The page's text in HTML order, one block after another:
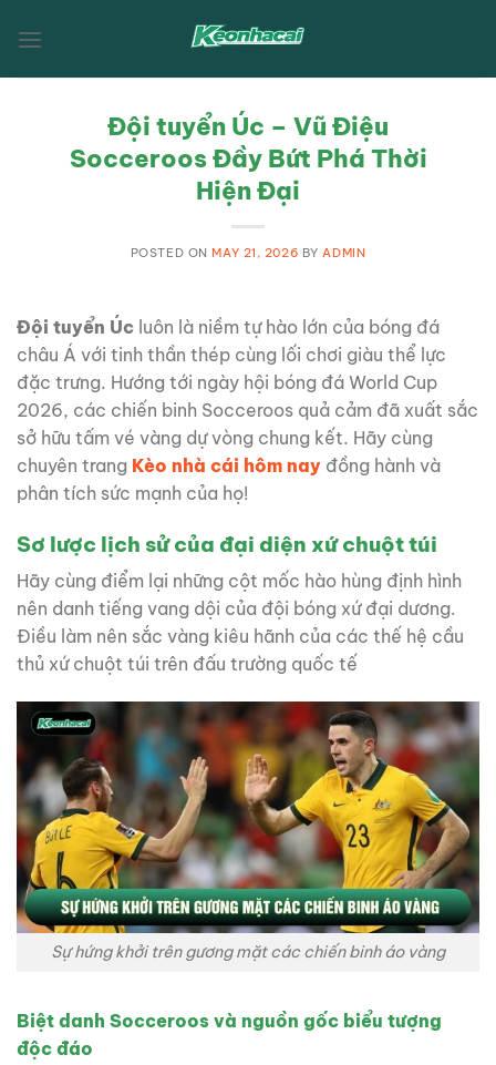
Đội tuyển Úc – Vũ Điệu
Socceroos Đầy Bứt Phá Thời
Hiện Đại
POSTED ONMAY 21, 2026 BYADMIN
Đội tuyển Úc luôn là niềm tự hào lớn của bóng đá
châu Á với tinh thần thép cùng lối chơi giàu thể lực
đặc trưng. Hướng tới ngày hội bóng đá World Cup
2026, các chiến binh Socceroos quả cảm đã xuất sắc
sở hữu tấm vé vàng dự vòng chung kết. Hãy cùng
chuyên trang Kèo nhà cái hôm nay đồng hành và
phân tích sức mạnh của họ!
Sơ lược lịch sử của đại diện xứ chuột túi
Hãy cùng điểm lại những cột mốc hào hùng định hình
nên danh tiếng vang dội của đội bóng xứ đại dương.
Điều làm nên sắc vàng kiêu hãnh của các thế hệ cầu
thủ xứ chuột túi trên đấu trường quốc tế
Sự hứng khởi trên gương mặt các chiến binh áo vàng
Biệt danh Socceroos và nguồn gốc biểu tượng
độc đáo